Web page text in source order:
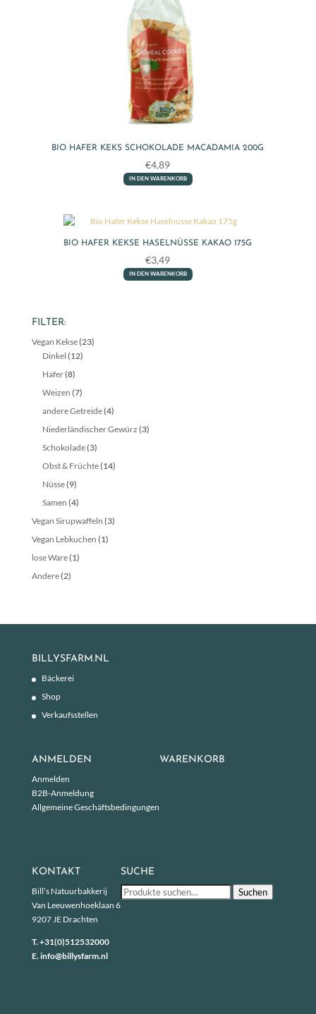
BIO HAFER KEKS SCHOKOLADE MACADAMIA 200G
€4,89
IN DEN WARENKORB
BIO HAFER KEKSE HASELNÜSSE KAKAO 175G
€3,49
IN DEN WARENKORB
FILTER:
Vegan Kekse(23)
Dinkel (12)
Hafer(8)
Weizen (7)
andere Getreide(4)
Niederländischer Gewürz (3)
Schokolade(3)
Obst & Früchte(14)
Nüsse(9)
Samen (4)
Vegan Sirupwaffeln (3)
Vegan Lebkuchen (1)
lose Ware(1)
Andere(2)
BILLYSFARM.NL
Bäckerei
Shop
Verkaufsstellen
ANMELDEN
Anmelden
B2B-Anmeldung
Allgemeine Geschäftsbedingungen
WARENKORB
KONTAKT
Bill’s Natuurbakkerij
Van Leeuwenhoeklaan 6
9207 JE Drachten
T.+31(0)512532000
E.info@billysfarm.nl
SUCHE
Suche
nach:
Suchen